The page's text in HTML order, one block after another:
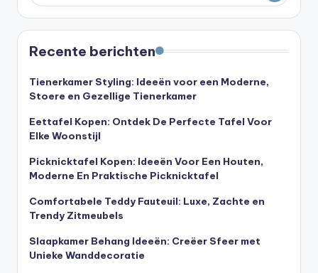
Recente berichten
Tienerkamer Styling: Ideeën voor een Moderne,
Stoere en Gezellige Tienerkamer
Eettafel Kopen: Ontdek De Perfecte Tafel Voor
Elke Woonstijl
Picknicktafel Kopen: Ideeën Voor Een Houten,
Moderne En Praktische Picknicktafel
Comfortabele Teddy Fauteuil: Luxe, Zachte en
Trendy Zitmeubels
Slaapkamer Behang Ideeën: Creëer Sfeer met
Unieke Wanddecoratie